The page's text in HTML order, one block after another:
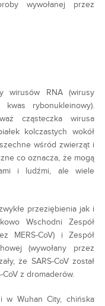
wywołanej przez
wirusów RNA (wirusy
kwas rybonukleinowy).
cząsteczka wirusa
kolczastych wokół
wśród zwierząt i
co oznacza, że mogą
i ludźmi, ale wiele
przeziębienia jak i
Wschodni Zespół
MERS-CoV) i Zespół
(wywołany przez
że SARS-CoV został
z dromaderów.
Wuhan City, chińska